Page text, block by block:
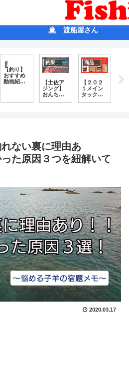
ブログ
渡船屋さん
雑記
【釣り】
おすすめ
動画紹
釣果情報
【土佐ア
ジング】
おんちゃ
商品紹介
【２０２
１メイン
タック
磯フカセ
ハリス】
【
ない裏に理由あ
た原因３つを紐解いて
2020.03.17